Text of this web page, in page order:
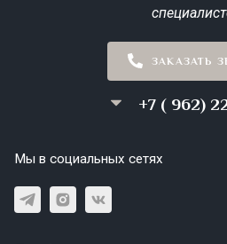
ЗАКАЗАТЬ
+7 ( 962)
Мы в социальных сетях